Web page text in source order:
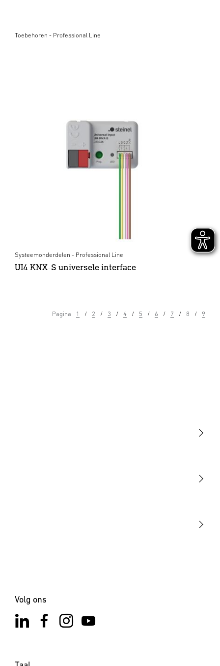
Toebehoren - Professional Line
Systeemonderdelen - Professional Line
UI4 KNX-S universele interface
Pagina 1 2 3 4 5 6 7 8 9
Volg ons